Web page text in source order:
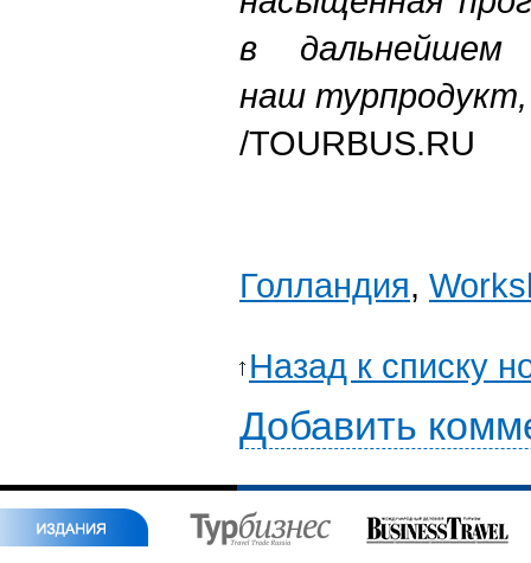
в дальнейшем
наш
/TOURBUS.RU
Голландия,
Назад к списку
Добавить